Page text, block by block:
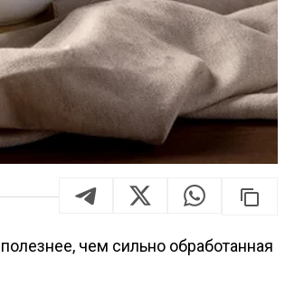
чем сильно обработанная